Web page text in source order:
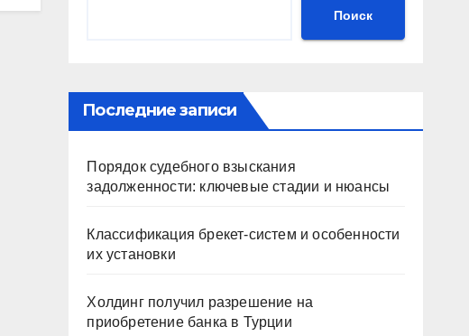
Поиск
Последние записи
Порядок судебного взыскания
задолженности: ключевые стадии и нюансы
Классификация брекет-систем и особенности
их установки
Холдинг получил разрешение на
приобретение банка в Турции